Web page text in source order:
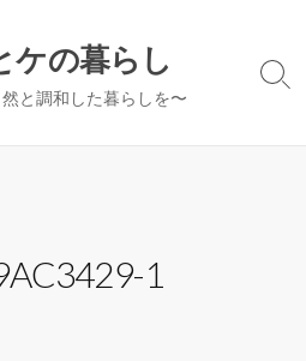
ケの暮らし
と調和した暮らしを〜
検
1